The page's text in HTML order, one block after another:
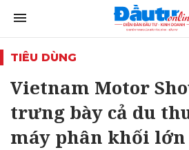
TIÊU DÙNG
Vietnam Motor
trưng bày cả du
máy phân khối lớn